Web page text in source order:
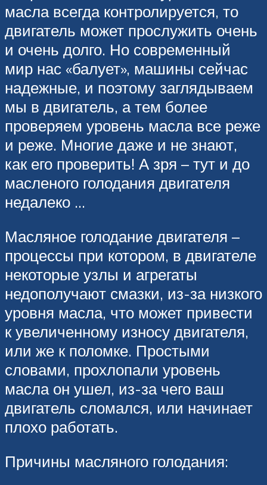
масла всегда контролируется, то
двигатель может прослужить очень
и очень долго. Но современный
мир нас «балует», машины сейчас
надежные, и поэтому заглядываем
мы в двигатель, а тем более
проверяем уровень масла все реже
и реже. Многие даже и не знают,
как его проверить! А зря – тут и до
масленого голодания двигателя
недалеко …
Масляное голодание двигателя –
процессы при котором, в двигателе
некоторые узлы и агрегаты
недополучают смазки, из-за низкого
уровня масла, что может привести
к увеличенному износу двигателя,
или же к поломке. Простыми
словами, прохлопали уровень
масла он ушел, из-за чего ваш
двигатель сломался, или начинает
плохо работать.
Причины масляного голодания: